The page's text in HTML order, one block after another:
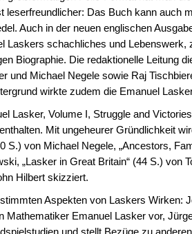
leserfreundlicher: Das Buch kann auch
Auch in der neuen englischen
Laskers schachliches und Lebenswerk,
Biographie. Die redaktionelle Leitung
und Michael Negele sowie Raj
wirkte zudem die Emanuel
Lasker, Volume I, Struggle and
Mit ungeheurer Gründlichkeit
S.) von Michael Negele, „Ancestors,
„Lasker in Great Britain“ (44 S.) von
Hilbert skizziert.
Aspekten von Laskers Wirken:
Mathematiker Emanuel Lasker vor,